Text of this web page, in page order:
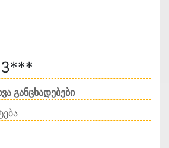
განცხადებები